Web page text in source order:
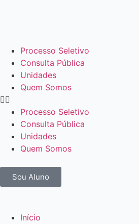
Processo Seletivo
Consulta Pública
Unidades
Quem Somos
Processo Seletivo
Consulta Pública
Unidades
Quem Somos
Sou Aluno
Início